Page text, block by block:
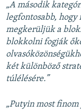
„A második
legfontosabb,
megkerüljük a
blokkolni fogják
két különböző
túlélésére.”
„Putyin most